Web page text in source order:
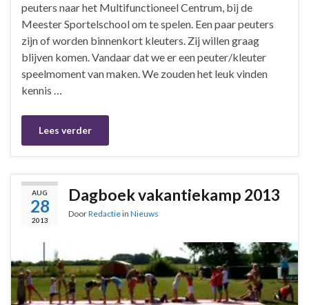
peuters naar het Multifunctioneel Centrum, bij de
Meester Sportelschool om te spelen. Een paar peuters
zijn of worden binnenkort kleuters. Zij willen graag
blijven komen. Vandaar dat we er een peuter/kleuter
speelmoment van maken. We zouden het leuk vinden
kennis …
Lees verder
AUG
28
2013
Dagboek vakantiekamp 2013
DoorRedactiein Nieuws